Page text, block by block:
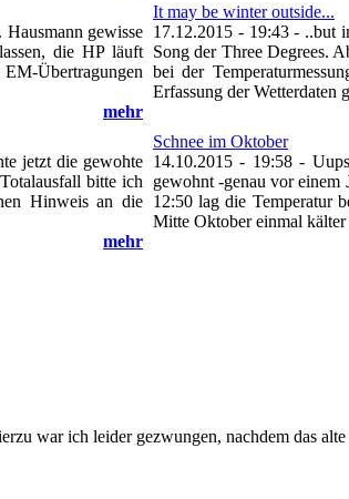
gewisse
die HP läuft
Übertragungen
mehr
It may be winter outside...
17.12.2015 - 19:43- ..but
Song der Three Degrees.
bei der
Erfassung der Wetterdaten
jetzt die gewohte
bitte ich
Hinweis an die
mehr
Schnee im Oktober
14.10.2015 - 19:58-
gewohnt -genau vor einem
12:50 lag die Temperatur
Mitte Oktober einmal
war ich leider gezwungen, nachdem das